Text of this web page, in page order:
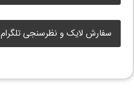
سفارش لایک و نظرسنجی تلگرام